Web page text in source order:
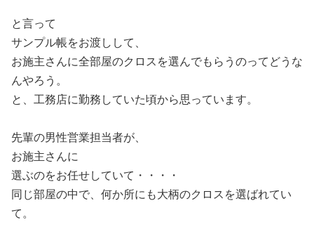
と言って
サンプル帳をお渡しして、
お施主さんに全部屋のクロスを選んでもらうのってどうな
んやろう。
と、工務店に勤務していた頃から思っています。
先輩の男性営業担当者が、
お施主さんに
選ぶのをお任せしていて・・・・
同じ部屋の中で、何か所にも大柄のクロスを選ばれてい
て。